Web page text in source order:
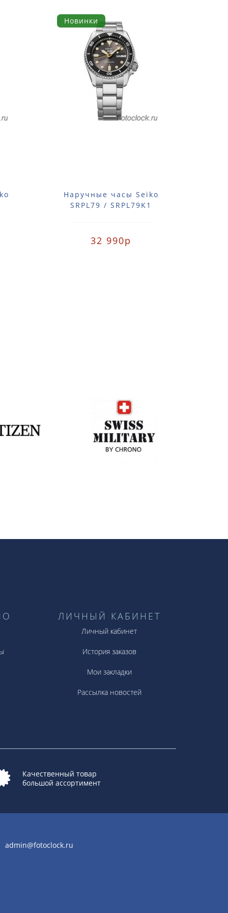
Новинки
Наручные часы Seiko
SRPL79 / SRPL79K1
32 990р
ЛИЧНЫЙ КАБИНЕТ
Личный кабинет
История заказов
Мои закладки
Рассылка новостей
Качественный товар
большой ассортимент
admin@fotoclock.ru